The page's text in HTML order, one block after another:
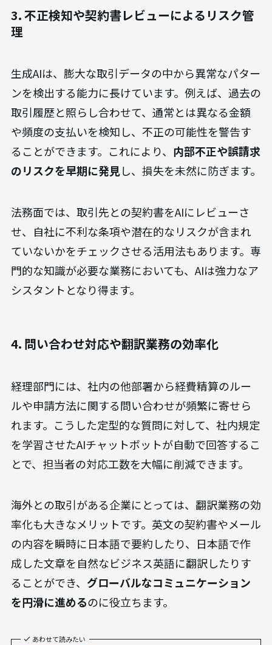
3. 不正検知や契約書レビューによるリスク管
理
生成AIは、膨大な取引データの中から異常なパター
ンを検出する能力に長けています。例えば、過去の
取引履歴と照らし合わせて、通常とは異なる金額
や頻度の支払いを検知し、不正の可能性を警告す
ることができます。これにより、 内部不正や誤請求
のリスクを早期に発見し、損失を未然に防ぎます。
法務面では、取引先との契約書をAIにレビューさ
せ、自社に不利な条項や潜在的なリスクが含まれ
ていないかをチェックさせる活用法もあります。専
門的な知識が必要な業務においても、AIは強力なア
シスタントとなり得ます。
4. 問い合わせ対応や翻訳業務の効率化
経理部門には、社内の他部署から経費精算のルー
ルや申請方法に関する問い合わせが頻繁に寄せら
れます。こうした定型的な質問に対して、社内規定
を学習させたAIチャットボットが自動で回答するこ
とで、担当者の対応工数を大幅に削減できます。
海外との取引がある企業にとっては、翻訳業務の効
率化も大きなメリットです。英文の契約書やメール
の内容を瞬時に日本語で要約したり、日本語で作
成した文章を自然なビジネス英語に翻訳したりす
ることができ、 グローバルなコミュニケーション
を円滑に進めるのに役立ちます。
あわせて読みたい